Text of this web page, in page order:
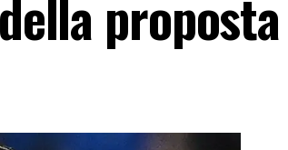
proposta